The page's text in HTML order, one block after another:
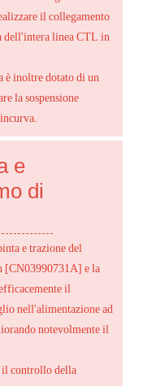
il collegamento
dell'intera linea CTL in
è inoltre dotato di un
la sospensione
e
di
e trazione del
[CN03990731A] e la
il
nell'alimentazione ad
notevolmente il
il controllo della